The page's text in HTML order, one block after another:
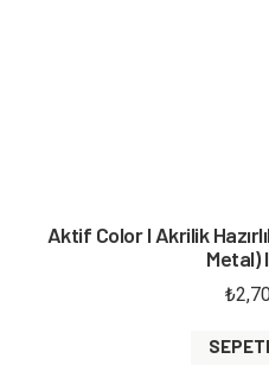
Aktif Color I Akrilik
Metal)
₺